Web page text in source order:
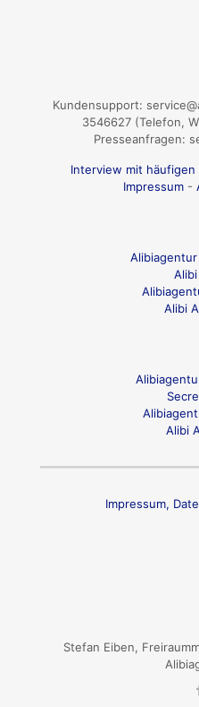
Kundensupport:
3546627 (Telefon,
Presseanfragen:
Interview mit
Impressum-
Alibi
Alibi
Impressum,
Stefan Eiben,